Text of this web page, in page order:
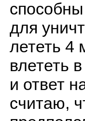
для
лететь 4
влететь
и ответ
считаю,